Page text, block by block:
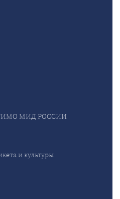
МИД РОССИИ
и культуры